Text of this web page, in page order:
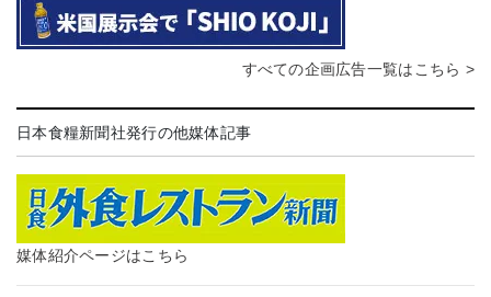
すべての企画広告一覧はこちら >
日本食糧新聞社発行の他媒体記事
媒体紹介ページはこちら